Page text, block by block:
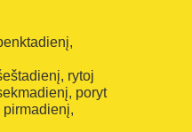
rytoj
poryt
pirmadienį,